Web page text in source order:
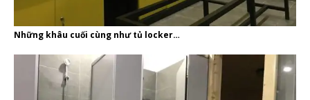
Những khâu cuối cùng như tủ locker…